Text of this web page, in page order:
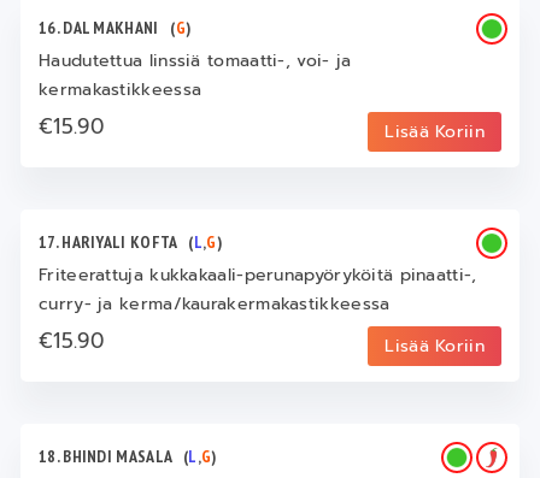
16. DAL MAKHANI (G)
Haudutettua linssiä tomaatti-, voi- ja
kermakastikkeessa
€15.90 Lisää Koriin
17. HARIYALI KOFTA (L,G)
Friteerattuja kukkakaali-perunapyöryköitä pinaatti-,
curry- ja kerma/kaurakermakastikkeessa
€15.90 Lisää Koriin
18. BHINDI MASALA (L,G)